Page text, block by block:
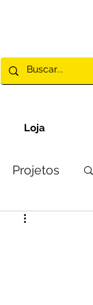
Loja
Projetos